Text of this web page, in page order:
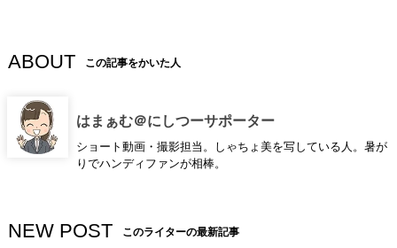
ABOUT この記事をかいた人
はまぁむ＠にしつーサポーター
ショート動画・撮影担当。しゃちょ美を写している人。暑が
りでハンディファンが相棒。
NEW POST このライターの最新記事